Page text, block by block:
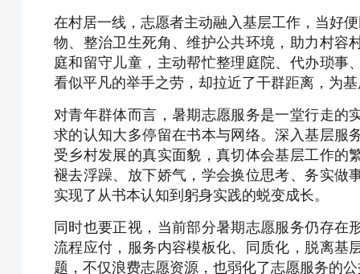
在村居一线，志愿者主动融入基层工作，当好
物、整治卫生死角、维护公共环境，助力村容
庭和留守儿童，主动帮忙整理庭院、代办琐事
看似平凡的举手之劳，却拉近了干群距离，为
对青年群体而言，暑期志愿服务是一堂行走的
求的认知大多停留在书本与网络。深入基层服
受乡村发展的真实面貌，真切体会基层工作的
褪去浮躁、放下娇气，学会换位思考、务实做
实现了从书本认知到躬身实践的蜕变成长。
同时也要正视，当前部分暑期志愿服务仍存
流程应付，服务内容模板化、同质化，脱离基
题，不仅浪费志愿资源，也弱化了志愿服务的